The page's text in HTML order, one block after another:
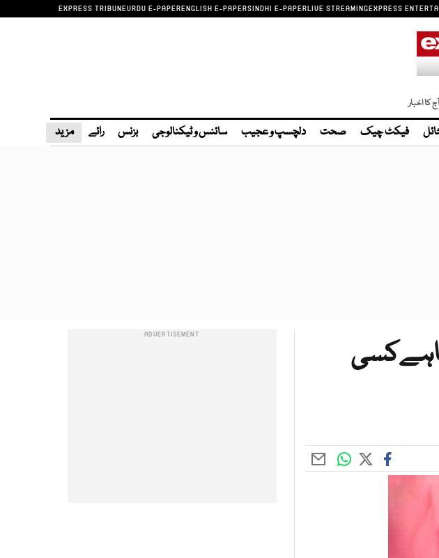
EXPRESS TRIBUNEURDU E-PAPERENGLISH E-PAPERSINDHI E-PAPERLIVE STREAMINGEXPRESS
کا اخبار
فیکٹ چیک صحت دلچسپ و عجیب سائنس و ٹیکنالوجی بزنس رائے مزید